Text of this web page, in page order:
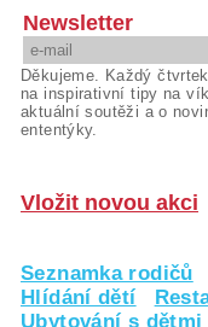
Newsletter
Děkujeme. Každý
na inspirativní tipy na
aktuální soutěži a o
ententýky.
Vložit novou akci
Seznamka rodičů
Hlídání dětí
Ubytování s dětmi